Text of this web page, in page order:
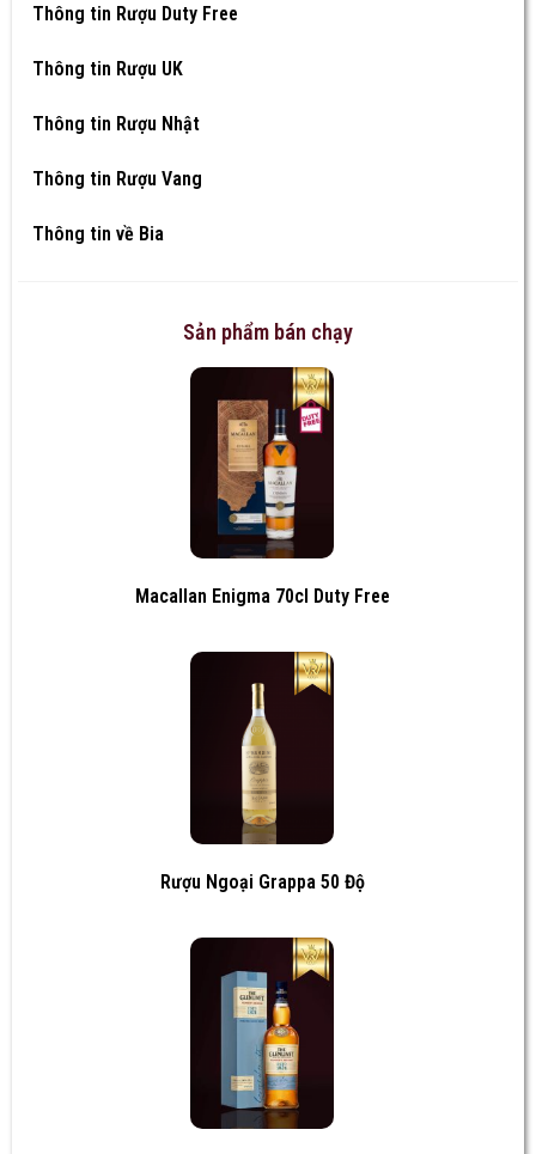
Thông tin Rượu Duty Free
Thông tin Rượu UK
Thông tin Rượu Nhật
Thông tin Rượu Vang
Thông tin về Bia
Sản phẩm bán chạy
Macallan Enigma 70cl Duty Free
Rượu Ngoại Grappa 50 Độ